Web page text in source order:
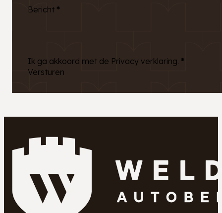
Bericht *
Ik ga akkoord met de Privacy verklaring. *
Versturen